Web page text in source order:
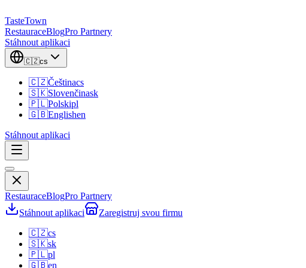
TasteTown
RestauraceBlogPro Partnery
Stáhnout aplikaci
🇨🇿cs
🇨🇿Češtinacs
🇸🇰Slovenčinask
🇵🇱Polskipl
🇬🇧Englishen
Stáhnout aplikaci
RestauraceBlogPro Partnery
Stáhnout aplikaci
Zaregistruj svou firmu
🇨🇿cs
🇸🇰sk
🇵🇱pl
🇬🇧en